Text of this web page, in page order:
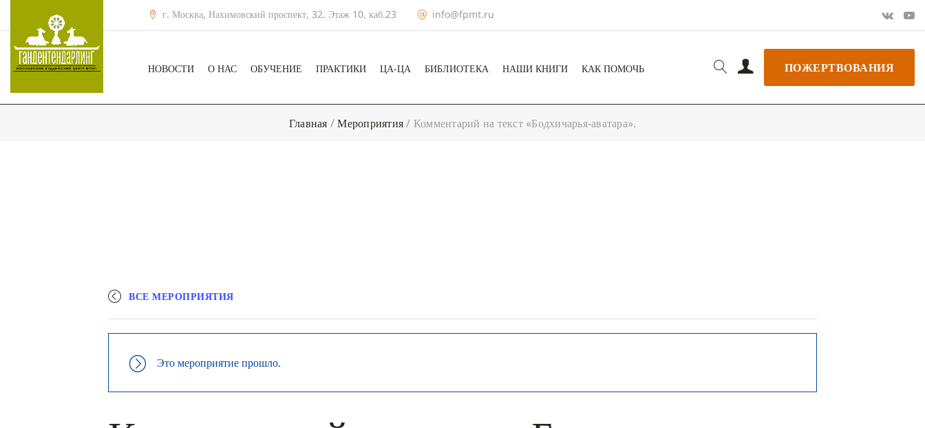
г. Москва, Нахимовский проспект, 32. Этаж 10, каб.23 info@fpmt.ru
НОВОСТИ О НАС ОБУЧЕНИЕ ПРАКТИКИ ЦА-ЦА БИБЛИОТЕКА НАШИ КНИГИ КАК ПОМОЧЬ ПОЖЕРТВОВАНИЯ
Главная /Мероприятия/ Комментарий на текст «Бодхичарья-аватара».
ВСЕ МЕРОПРИЯТИЯ
Это мероприятие прошло.